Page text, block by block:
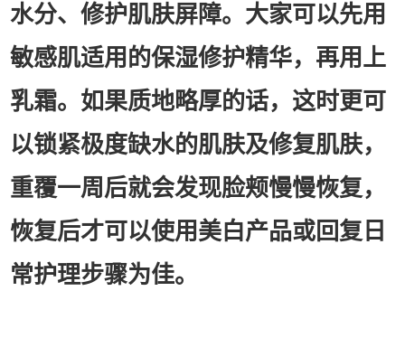
水分、修护肌肤屏障。大家可以先用
敏感肌适用的保湿修护精华，再用上
乳霜。如果质地略厚的话，这时更可
以锁紧极度缺水的肌肤及修复肌肤，
重覆一周后就会发现脸颊慢慢恢复，
恢复后才可以使用美白产品或回复日
常护理步骤为佳。